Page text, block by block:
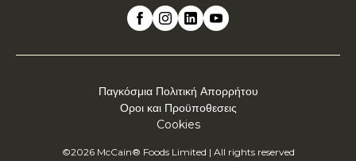
Παγκόσμια Πολιτική Απορρήτου
Οροι και Προϋποθεσεις
Cookies
©2026 McCain® Foods Limited | All rights reserved